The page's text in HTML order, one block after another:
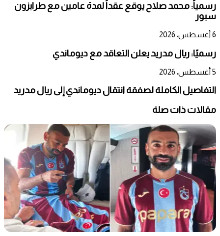
رسمياً: محمد صلاح يوقع عقداً لمدة عامين مع طرابزون
سبور
6 أغسطس، 2026
رسميًا: ريال مدريد يعلن التعاقد مع ديوماندي
5 أغسطس، 2026
التفاصيل الكاملة لصفقة انتقال ديوماندي إلى ريال مدريد
مقالات ذات صلة